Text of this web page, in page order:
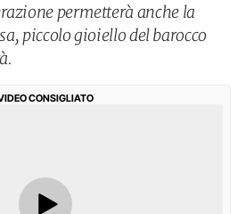
permetterà anche la
piccolo gioiello del barocco
CONSIGLIATO